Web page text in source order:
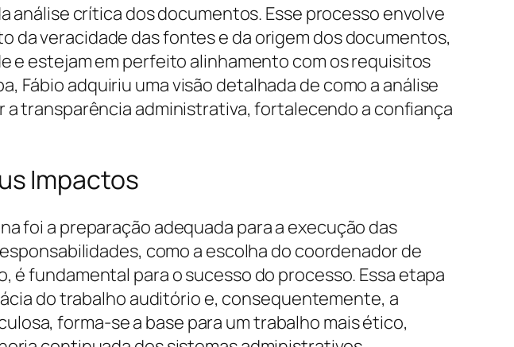
análise crítica dos documentos. Esse processo envolve
veracidade das fontes e da origem dos documentos,
e estejam em perfeito alinhamento com os requisitos
Fábio adquiriu uma visão detalhada de como a análise
transparência administrativa, fortalecendo a confiança
Impactos
foi a preparação adequada para a execução das
como a escolha do coordenador de
fundamental para o sucesso do processo. Essa etapa
do trabalho auditório e, consequentemente, a
forma-se a base para um trabalho mais ético,